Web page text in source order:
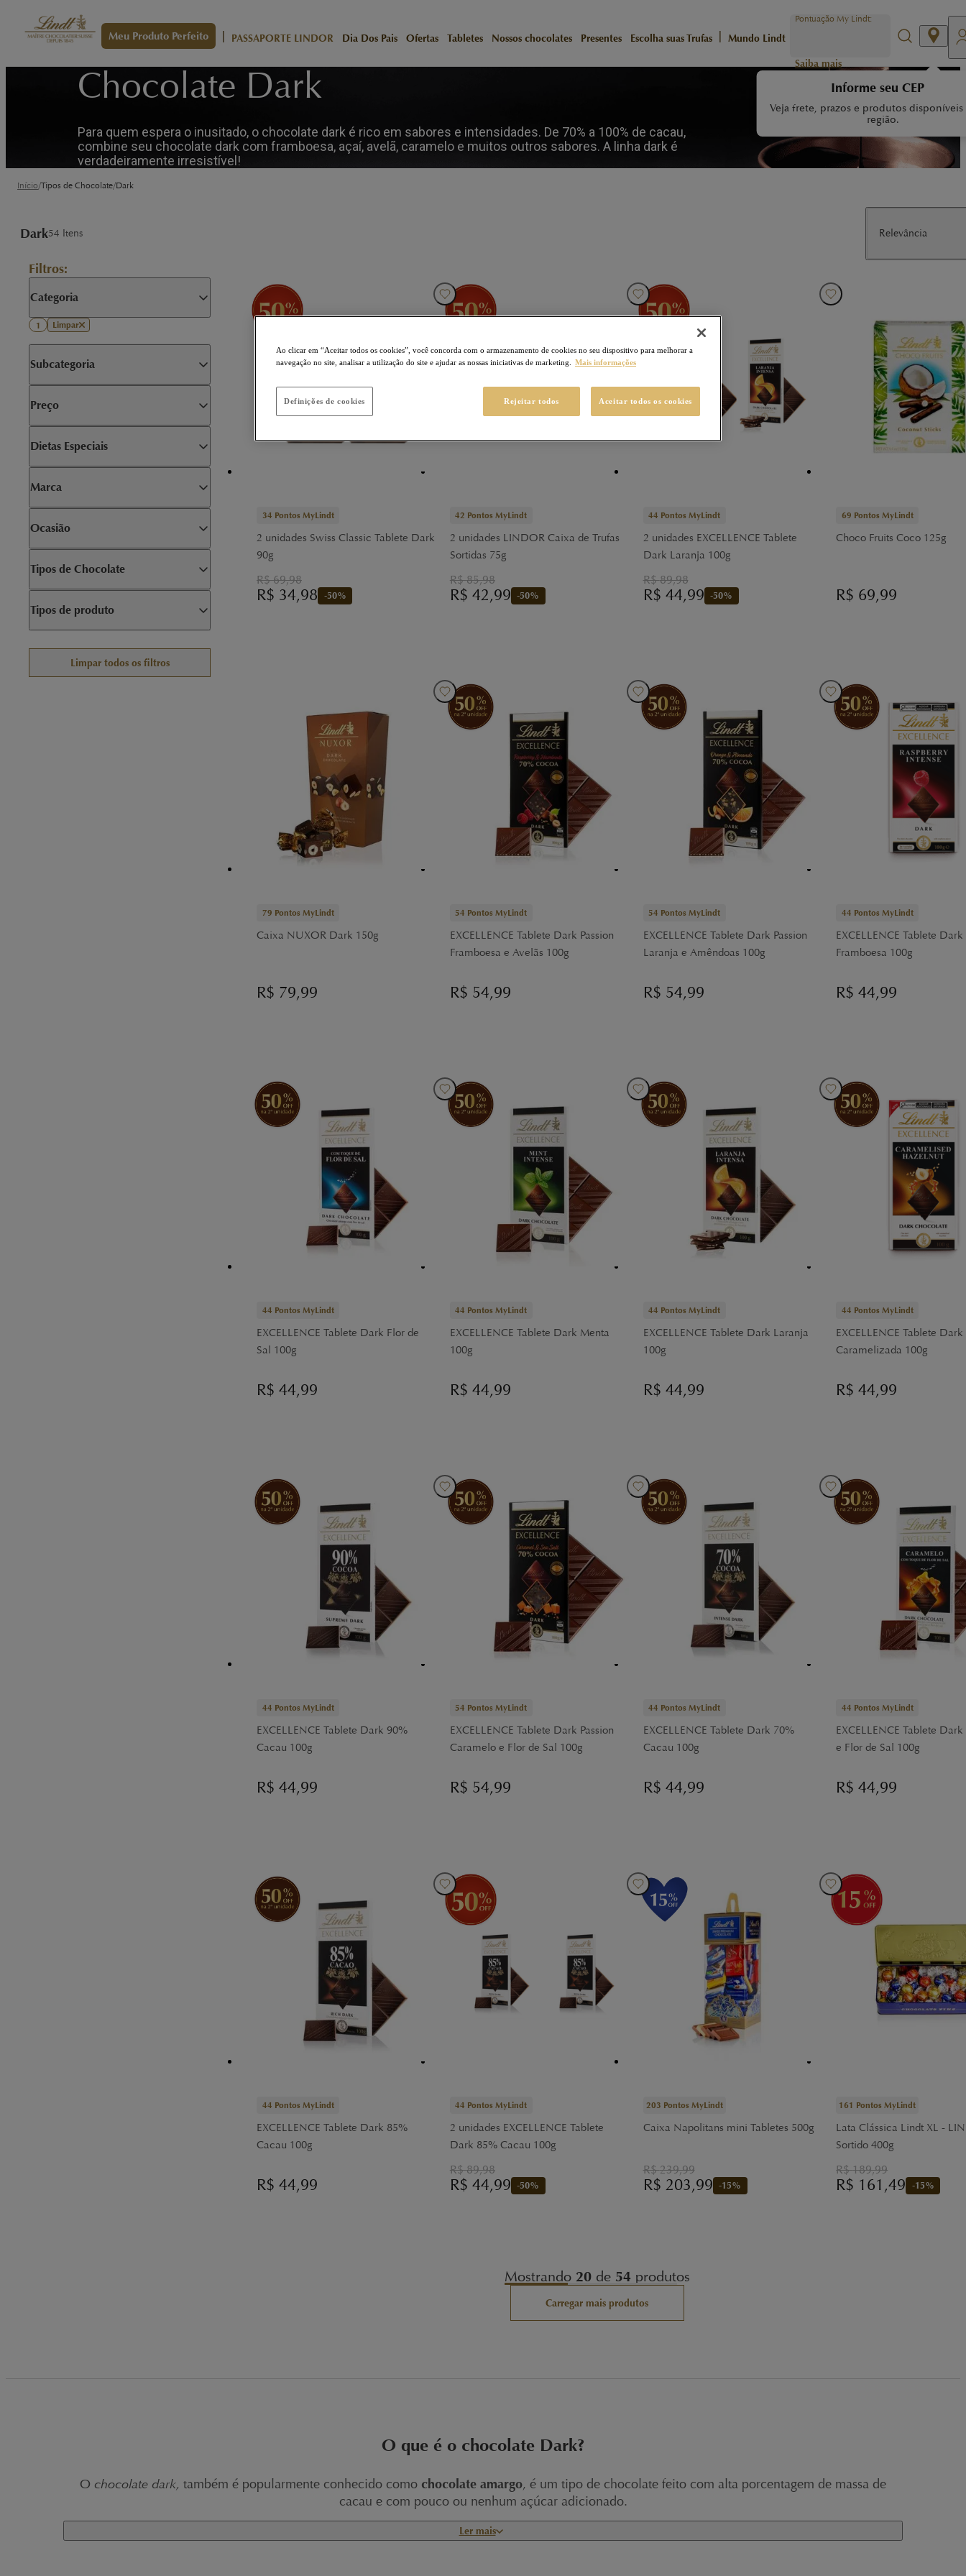
Meu Produto Perfeito | PASSAPORTE LINDOR Dia Dos Pais Ofertas Tabletes Nossos chocolates Presentes Escolha suas Trufas | Mundo Lindt
Pontuação My Lindt:
Saiba mais
Informe seu CEP
Veja frete, prazos e produtos disponíveis
região.
Chocolate Dark
Para quem espera o inusitado, o chocolate dark é rico em sabores e intensidades. De 70% a 100% de cacau,
combine seu chocolate dark com framboesa, açaí, avelã, caramelo e muitos outros sabores. A linha dark é
verdadeiramente irresistível!
Início/Tipos de Chocolate/Dark
Dark54 Itens Relevância
Filtros:
Categoria
1 Limpar
Subcategoria
Preço
Dietas Especiais
Marca
Ocasião
Tipos de Chocolate
Tipos de produto
Limpar todos os filtros
34 Pontos MyLindt
2 unidades Swiss Classic Tablete Dark
90g
R$69,98
R$ 34,98 -50%
42 Pontos MyLindt
2 unidades LINDOR Caixa de Trufas
Sortidas 75g
R$85,98
R$ 42,99 -50%
44 Pontos MyLindt
2 unidades EXCELLENCE Tablete
Dark Laranja 100g
R$89,98
R$ 44,99 -50%
69 Pontos MyLindt
Choco Fruits Coco 125g
R$ 69,99
79 Pontos MyLindt
Caixa NUXOR Dark 150g
R$ 79,99
54 Pontos MyLindt
EXCELLENCE Tablete Dark Passion
Framboesa e Avelãs 100g
R$ 54,99
54 Pontos MyLindt
EXCELLENCE Tablete Dark Passion
Laranja e Amêndoas 100g
R$ 54,99
44 Pontos MyLindt
EXCELLENCE Tablete Dark
Framboesa 100g
R$44,99
44 Pontos MyLindt
EXCELLENCE Tablete Dark Flor de
Sal 100g
R$ 44,99
44 Pontos MyLindt
EXCELLENCE Tablete Dark Menta
100g
R$ 44,99
44 Pontos MyLindt
EXCELLENCE Tablete Dark Laranja
100g
R$ 44,99
44 Pontos MyLindt
EXCELLENCE Tablete
Caramelizada 100g
R$44,99
44 Pontos MyLindt
EXCELLENCE Tablete Dark 90%
Cacau 100g
R$ 44,99
54 Pontos MyLindt
EXCELLENCE Tablete Dark Passion
Caramelo e Flor de Sal 100g
R$ 54,99
44 Pontos MyLindt
EXCELLENCE Tablete Dark 70%
Cacau 100g
R$ 44,99
44 Pontos MyLindt
EXCELLENCE Tablete
e Flor de Sal 100g
R$44,99
44 Pontos MyLindt
EXCELLENCE Tablete Dark 85%
Cacau 100g
R$ 44,99
44 Pontos MyLindt
2 unidades EXCELLENCE Tablete
Dark 85% Cacau 100g
R$89,98
R$ 44,99 -50%
203 Pontos MyLindt
Caixa Napolitans mini Tabletes 500g
R$239,99
R$ 203,99 -15%
161 Pontos MyLindt
Lata Clássica Lindt XL -
Sortido 400g
R$189,99
R$ 161,49 -15%
Mostrando 20de 54 produtos
Carregar mais produtos
O que é o chocolate Dark?
O chocolate dark, também é popularmente conhecido como chocolate amargo, é um tipo de chocolate feito com alta porcentagem de massa de
cacau e com pouco ou nenhum açúcar adicionado.
Dúvidas sobre o Chocolate Dark Lindt?
Ler mais
Ao clicar em “Aceitar todos os cookies”, você concorda com o armazenamento de cookies no seu dispositivo para melhorar a
navegação no site, analisar a utilização do site e ajudar as nossas iniciativas de marketing.
Mais informações
Definições de cookies Rejeitar todos Aceitar todos os cookies